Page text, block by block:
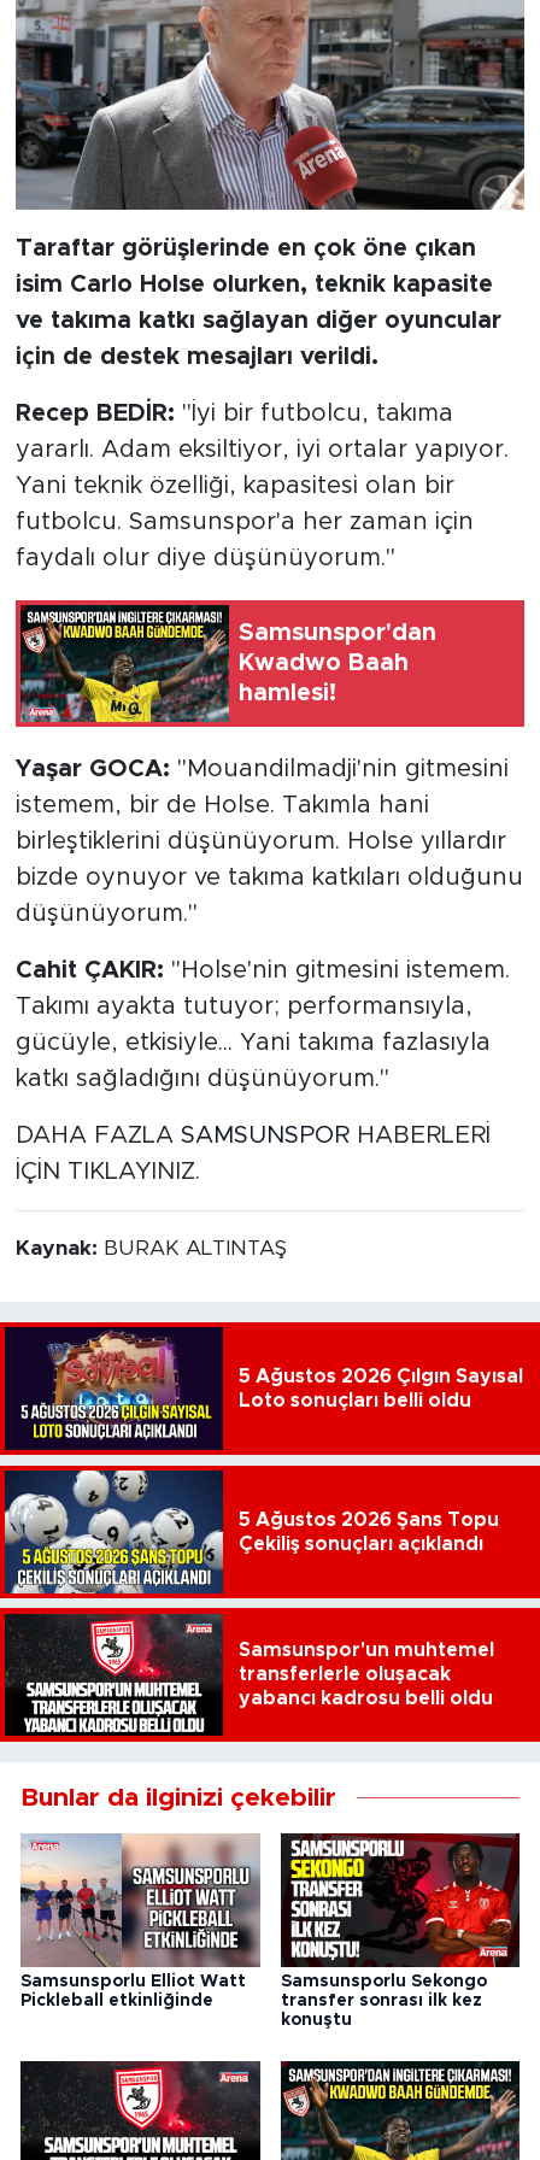
Taraftar görüşlerinde en çok öne çıkan
isim Carlo Holse olurken, teknik kapasite
ve takıma katkı sağlayan diğer oyuncular
için de destek mesajları verildi.
Recep BEDİR: "İyi bir futbolcu, takıma
yararlı. Adam eksiltiyor, iyi ortalar yapıyor.
Yani teknik özelliği, kapasitesi olan bir
futbolcu. Samsunspor'a her zaman için
faydalı olur diye düşünüyorum."
Samsunspor'dan
Kwadwo Baah
hamlesi!
Yaşar GOCA: "Mouandilmadji'nin gitmesini
istemem, bir de Holse. Takımla hani
birleştiklerini düşünüyorum. Holse yıllardır
bizde oynuyor ve takıma katkıları olduğunu
düşünüyorum."
Cahit ÇAKIR: "Holse'nin gitmesini istemem.
Takımı ayakta tutuyor; performansıyla,
gücüyle, etkisiyle... Yani takıma fazlasıyla
katkı sağladığını düşünüyorum."
DAHA FAZLA SAMSUNSPORHABERLERİ
İÇİN TIKLAYINIZ.
Kaynak: BURAK ALTINTAŞ
5 Ağustos 2026 Çılgın Sayısal
Loto sonuçları belli oldu
5 Ağustos 2026 Şans Topu
Çekiliş sonuçları açıklandı
Samsunspor'un muhtemel
transferlerle oluşacak
yabancı kadrosu belli oldu
Bunlar da ilginizi çekebilir
Samsunsporlu Elliot Watt
Pickleball etkinliğinde
Samsunsporlu Sekongo
transfer sonrası ilk kez
konuştu